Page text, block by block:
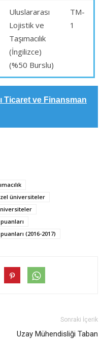
Uluslararası
Lojistik ve
Taşımacılık
(İngilizce)
(%50 Burslu)
TM-
1
Ticaret ve Finansman
üniversiteler
(2016-2017)
Sonraki İçerik
Uzay Mühendisliği Taban